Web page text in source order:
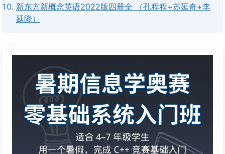
新东方新概念英语2022版四册全 （孔程程+苏延奇+李
延隆）